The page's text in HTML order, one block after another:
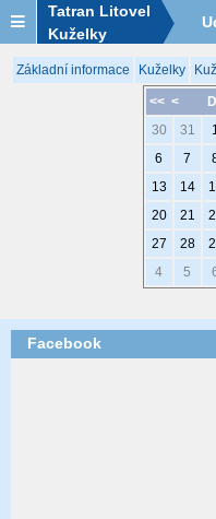
Tatran Litovel
Kuželky
Základní informace Kuželky
<< <
30
31
6
7
13
14
20
21
27
28
4
5
Facebook